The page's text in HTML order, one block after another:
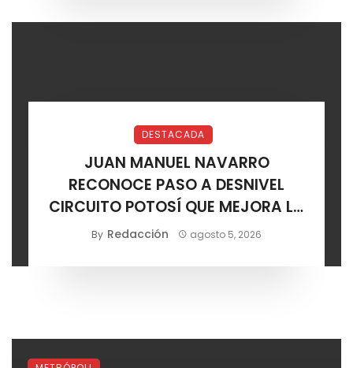
DESTACADA
JUAN MANUEL NAVARRO
RECONOCE PASO A DESNIVEL
CIRCUITO POTOSÍ QUE MEJORA LA
MOVILIDAD METROPOLITANA
By Redacción agosto 5, 2026